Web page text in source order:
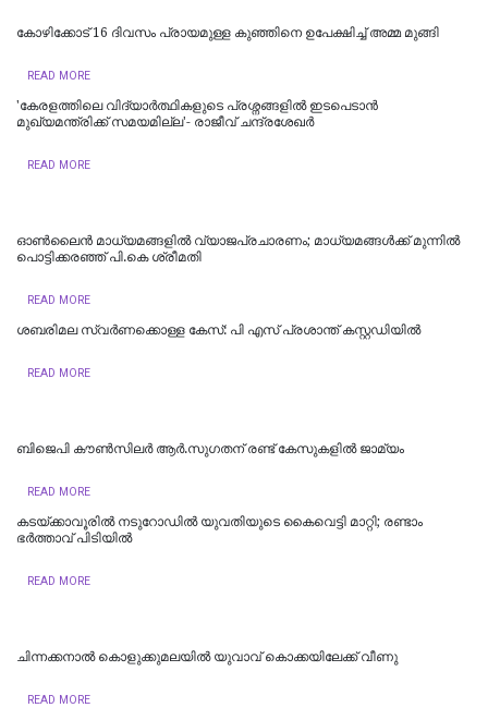
കോഴിക്കോട് 16 ​ദിവസം പ്രായമുള്ള കുഞ്ഞിനെ ഉപേക്ഷിച്ച് അമ്മ മുങ്ങി
READ MORE
'കേരളത്തിലെ വിദ്യാർത്ഥികളുടെ പ്രശ്നങ്ങളിൽ ഇടപെടാൻ
മുഖ്യമന്ത്രിക്ക് സമയമില്ല'- രാജീവ് ചന്ദ്രശേഖർ
READ MORE
ഓൺലൈൻ മാധ്യമങ്ങളിൽ വ്യാജപ്രചാരണം; മാധ്യമങ്ങൾക്ക് മുന്നിൽ
പൊട്ടിക്കരഞ്ഞ് പി.കെ ശ്രീമതി
READ MORE
ശബരിമല സ്വര്‍ണക്കൊള്ള കേസ്: പി എസ് പ്രശാന്ത് കസ്റ്റഡിയില്‍
READ MORE
ബിജെപി കൗണ്‍സിലര്‍ ആര്‍.സുഗതന് രണ്ട് കേസുകളില്‍ ജാമ്യം
READ MORE
കടയ്ക്കാവൂരിൽ നടുറോഡില്‍ യുവതിയുടെ കൈവെട്ടി മാറ്റി; രണ്ടാം
ഭര്‍ത്താവ് പിടിയിൽ
READ MORE
ചിന്നക്കനാൽ കൊളുക്കുമലയില്‍ യുവാവ് കൊക്കയിലേക്ക് വീണു
READ MORE